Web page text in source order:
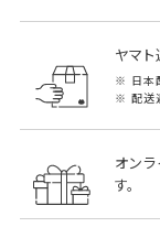
ヤマ
日本
配送
オン
す。